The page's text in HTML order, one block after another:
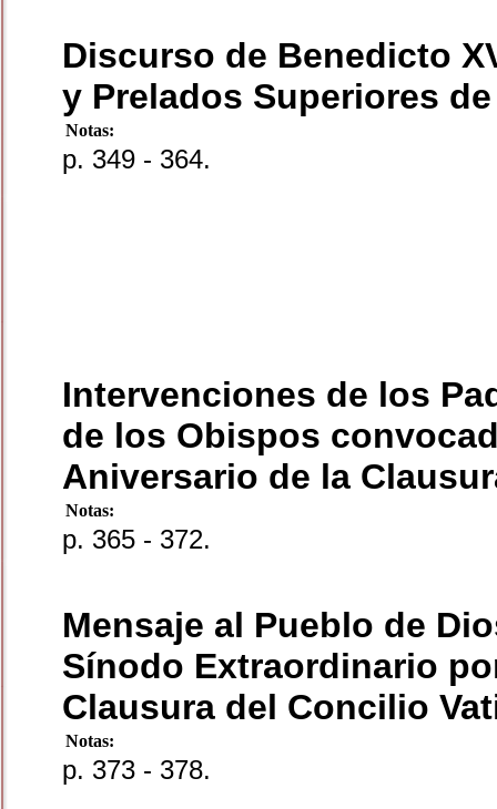
Discurso de Benedicto
y Prelados Superiores
Notas:
p. 349 - 364.
Intervenciones de los
de los Obispos
Aniversario de la
Notas:
p. 365 - 372.
Mensaje al Pueblo de
Sínodo Extraordinario
Clausura del Concilio
Notas:
p. 373 - 378.